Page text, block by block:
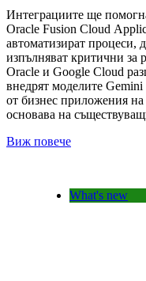
Интеграциите ще
Oracle Fusion Cloud
автоматизират процеси,
изпълняват критични за
Oracle и Google Cloud
внедрят моделите
от бизнес приложения
основава на
Виж повече
What's new